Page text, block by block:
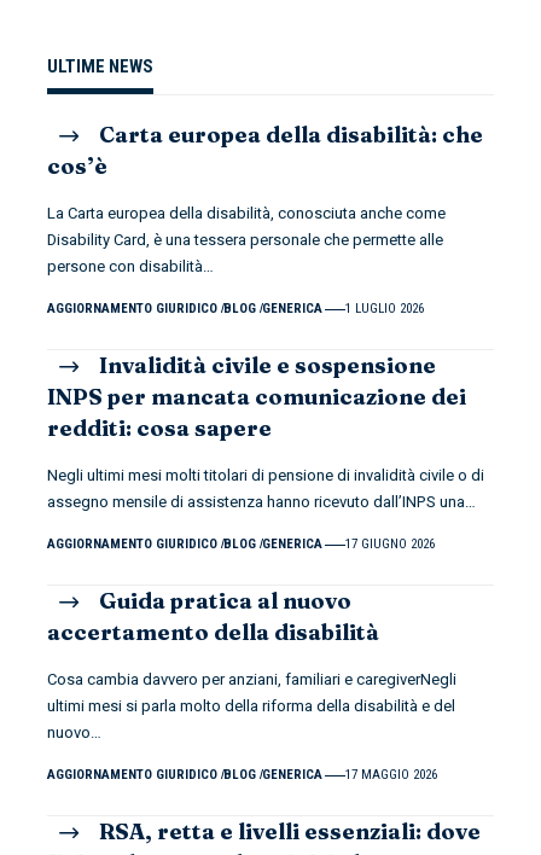
ULTIME NEWS
Carta europea della disabilità: che
cos’è
La Carta europea della disabilità, conosciuta anche come
Disability Card, è una tessera personale che permette alle
persone con disabilità…
AGGIORNAMENTO GIURIDICO BLOG GENERICA 1 LUGLIO 2026
Invalidità civile e sospensione
INPS per mancata comunicazione dei
redditi: cosa sapere
Negli ultimi mesi molti titolari di pensione di invalidità civile o di
assegno mensile di assistenza hanno ricevuto dall’INPS una…
AGGIORNAMENTO GIURIDICO BLOG GENERICA 17 GIUGNO 2026
Guida pratica al nuovo
accertamento della disabilità
Cosa cambia davvero per anziani, familiari e caregiverNegli
ultimi mesi si parla molto della riforma della disabilità e del
nuovo…
AGGIORNAMENTO GIURIDICO BLOG GENERICA 17 MAGGIO 2026
RSA, retta e livelli essenziali: dove